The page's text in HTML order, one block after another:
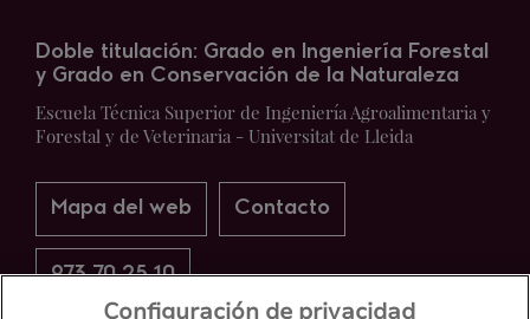
Doble titulación: Grado en Ingeniería Forestal
y Grado en Conservación de la Naturaleza
Escuela Técnica Superior de Ingeniería Agroalimentaria y
Forestal y de Veterinaria - Universitat de Lleida
Mapa del web Contacto
973 70 25 10
Configuración de privacidad